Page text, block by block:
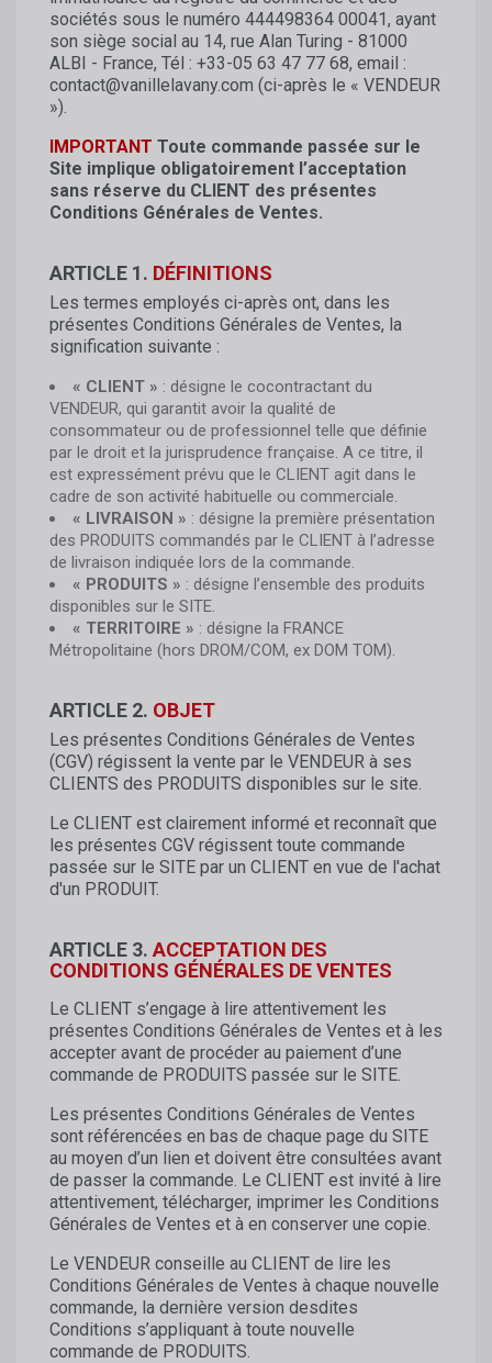
sociétés sous le numéro 444498364 00041, ayant
son siège social au 14, rue Alan Turing - 81000
ALBI - France, Tél : +33-05 63 47 77 68, email :
contact@vanillelavany.com (ci-après le « VENDEUR
»).
IMPORTANT Toute commande passée sur le
Site implique obligatoirement l’acceptation
sans réserve du CLIENT des présentes
Conditions Générales de Ventes.
ARTICLE 1. DÉFINITIONS
Les termes employés ci-après ont, dans les
présentes Conditions Générales de Ventes, la
signification suivante :
« CLIENT » : désigne le cocontractant du
VENDEUR, qui garantit avoir la qualité de
consommateur ou de professionnel telle que définie
par le droit et la jurisprudence française. A ce titre, il
est expressément prévu que le CLIENT agit dans le
cadre de son activité habituelle ou commerciale.
« LIVRAISON » : désigne la première présentation
des PRODUITS commandés par le CLIENT à l’adresse
de livraison indiquée lors de la commande.
« PRODUITS » : désigne l’ensemble des produits
disponibles sur le SITE.
« TERRITOIRE » : désigne la FRANCE
Métropolitaine (hors DROM/COM, ex DOM TOM).
ARTICLE 2. OBJET
Les présentes Conditions Générales de Ventes
(CGV) régissent la vente par le VENDEUR à ses
CLIENTS des PRODUITS disponibles sur le site.
Le CLIENT est clairement informé et reconnaît que
les présentes CGV régissent toute commande
passée sur le SITE par un CLIENT en vue de l'achat
d'un PRODUIT.
ARTICLE 3. ACCEPTATION DES
CONDITIONS GÉNÉRALES DE VENTES
Le CLIENT s’engage à lire attentivement les
présentes Conditions Générales de Ventes et à les
accepter avant de procéder au paiement d’une
commande de PRODUITS passée sur le SITE.
Les présentes Conditions Générales de Ventes
sont référencées en bas de chaque page du SITE
au moyen d’un lien et doivent être consultées avant
de passer la commande. Le CLIENT est invité à lire
attentivement, télécharger, imprimer les Conditions
Générales de Ventes et à en conserver une copie.
Le VENDEUR conseille au CLIENT de lire les
Conditions Générales de Ventes à chaque nouvelle
commande, la dernière version desdites
Conditions s’appliquant à toute nouvelle
commande de PRODUITS.